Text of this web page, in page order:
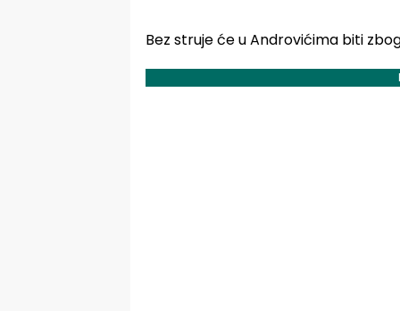
Bez struje će u Androvićima biti